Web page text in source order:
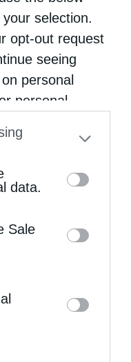
selection.
opt-out request
seeing
personal
personal
opt-out
on the IAB’s list
This
by us to
of
data.
Sale
ενώ πολλοί ήταν
της
ευχηθούν και να
και
ΥΛΙΚΟ